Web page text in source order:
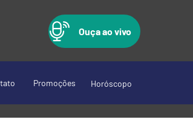
Ouça ao vivo
Promoções Horóscopo